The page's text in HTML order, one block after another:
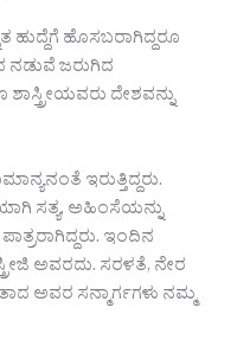
ಹುದ್ದೆಗೆ ಹೊಸಬರಾಗಿದ್ದರೂ
ನಡುವೆ ಜರುಗಿದ
ದೇಶವನ್ನು
ಇರುತ್ತಿದ್ದರು.
ಸತ್ಯ, ಅಹಿಂಸೆಯನ್ನು
ಇಂದಿನ
ಅವರದು. ಸರಳತೆ, ನೇರ
ಅವರ ಸನ್ಮಾರ್ಗಗಳು ನಮ್ಮ